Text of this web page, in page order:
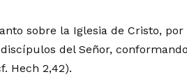
sobre la Iglesia de Cristo, por
del Señor,
Hech 2,42).